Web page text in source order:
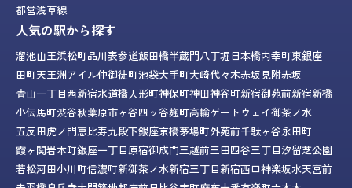
都営浅草線
人気の駅から探す
溜池山王浜松町品川表参道飯田橋半蔵門八丁堀日本橋内幸町東銀座
田町天王洲アイル仲御徒町池袋大手町大崎代々木赤坂見附赤坂
青山一丁目西新宿水道橋人形町神保町神田神谷町新宿御苑前新宿新橋
小伝馬町渋谷秋葉原市ヶ谷四ッ谷麹町高輪ゲートウェイ御茶ノ水
五反田虎ノ門恵比寿九段下銀座京橋茅場町外苑前千駄ヶ谷永田町
霞ヶ関岩本町銀座一丁目原宿御成門三越前三田四谷三丁目汐留芝公園
若松河田小川町信濃町新御茶ノ水新宿三丁目新宿西口神楽坂水天宮前